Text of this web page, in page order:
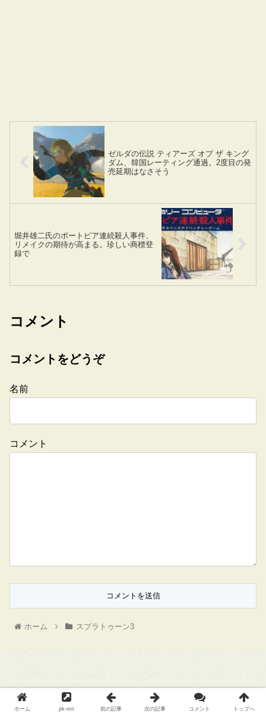
ゼルダの伝説 ティアーズ オブ ザ キング
ダム、韓国レーティング通過。2度目の発
売延期はなさそう
堀井雄二氏のポートピア連続殺人事件、
リメイクの期待が高まる。珍しい商標登
録で
コメント
コメントをどうぞ
名前
コメント
ホーム スプラトゥーン3
Copyright © ゲームメモ All Rights Reserved.
ホーム pk-mn 前の記事 次の記事 コメント トップへ